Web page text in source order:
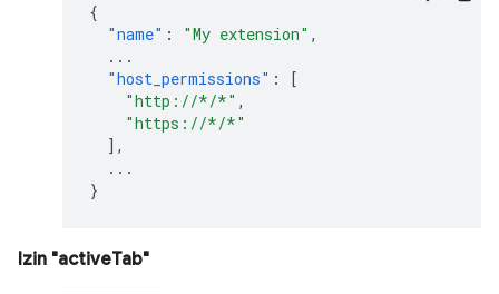
{
"name" : "My extension" ,
...
"host_permissions" :
[
"http://*/*" ,
"https://*/*"
],
...
}
Izin "activeTab"